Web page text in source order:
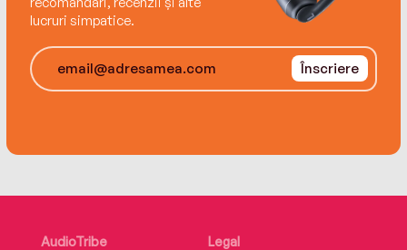
ISBN 9786064408198
bestsellerul internaţional Rich Dad, Poor Dad. În
calitate de antreprenor, mentor şi investitor,
Robert scrie rubrica lunară „Why the Rich Are
Getting Richer“ pentru Yahoo! Finance, precum şi
lucruri simpatice.
Înscriere
AudioTribe
Legal